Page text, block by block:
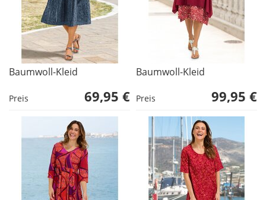
Baumwoll-Kleid
Preis 69,95 €
Baumwoll-Kleid
Preis 99,95 €